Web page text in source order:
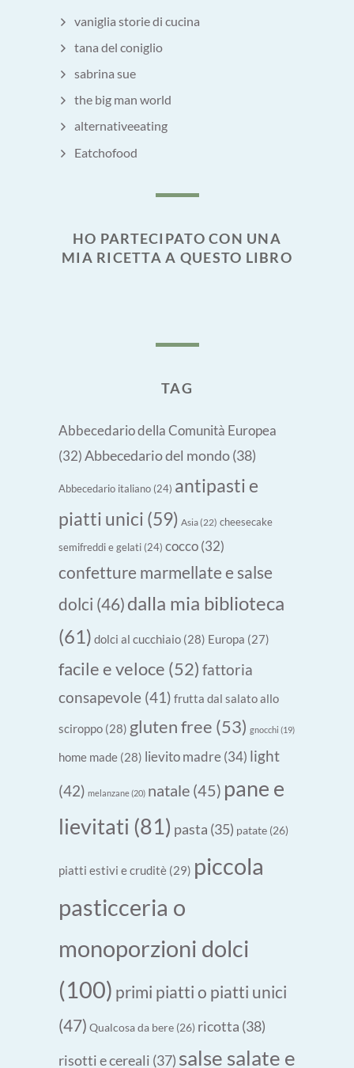
vaniglia storie di cucina
tana del coniglio
sabrina sue
the big man world
alternativeeating
Eatchofood
HO PARTECIPATO CON UNA
MIA RICETTA A QUESTO LIBRO
TAG
Abbecedario della Comunità Europea
(32) Abbecedario del mondo(38)
Abbecedario italiano (24) antipasti e
piatti unici (59) Asia(22) cheesecake
semifreddi e gelati (24) cocco (32)
confetture marmellate e salse
dolci (46) dalla mia biblioteca
(61) dolci al cucchiaio (28) Europa (27)
facile e veloce (52) fattoria
consapevole (41) frutta dal salato allo
sciroppo (28) gluten free (53) gnocchi (19)
home made (28) lievito madre(34) light
(42) melanzane(20) natale (45) pane e
lievitati (81) pasta (35) patate (26)
piatti estivi e cruditè (29) piccola
pasticceria o
monoporzioni dolci
(100) primi piatti o piatti unici
(47) Qualcosa da bere (26) ricotta (38)
risotti e cereali (37) salse salate e